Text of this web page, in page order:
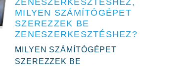
ZENESZERKESZTÉSHEZ,
MILYEN SZÁMÍTÓGÉPET
SZEREZZEK BE
ZENESZERKESZTÉSHEZ?
MILYEN SZÁMÍTÓGÉPET
SZEREZZEK BE